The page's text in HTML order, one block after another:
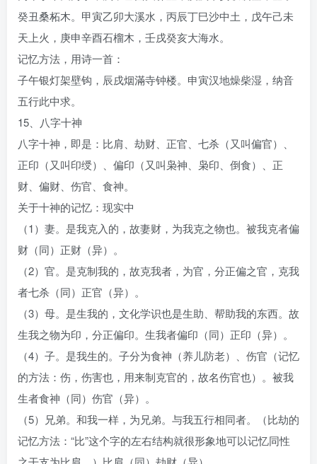
癸丑桑柘木。甲寅乙卯大溪水，丙辰丁巳沙中土，戊午己未
天上火，庚申辛酉石榴木，壬戌癸亥大海水。
记忆方法，用诗一首：
子午银灯架壁钩，辰戌烟滿寺钟楼。申寅汉地燥柴湿，纳音
五行此中求。
15、八字十神
八字十神，即是：比肩、劫财、正官、七杀（又叫偏官）、
正印（又叫印绶）、偏印（又叫枭神、枭印、倒食）、正
财、偏财、伤官、食神。
关于十神的记忆：现实中
（1）妻。是我克入的，故妻财，为我克之物也。被我克者偏
财（同）正财（异）。
（2）官。是克制我的，故克我者，为官，分正偏之官，克我
者七杀（同）正官（异）。
（3）母。是生我的，文化学识也是生助、帮助我的东西。故
生我之物为印，分正偏印。生我者偏印（同）正印（异）。
（4）子。是我生的。子分为食神（养儿防老）、伤官（记忆
的方法：伤，伤害也，用来制克官的，故名伤官也）。被我
生者食神（同）伤官（异）。
（5）兄弟。和我一样，为兄弟。与我五行相同者。（比劫的
记忆方法：“比”这个字的左右结构就很形象地可以记忆同性